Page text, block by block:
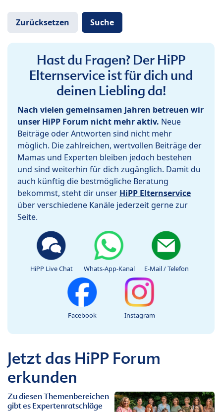
Hast du Fragen? Der HiPP
Elternservice ist für dich und
deinen Liebling da!
Nach vielen gemeinsamen Jahren betreuen wir
unser HiPP Forum nicht mehr aktiv. Neue
Beiträge oder Antworten sind nicht mehr
möglich. Die zahlreichen, wertvollen Beiträge der
Mamas und Experten bleiben jedoch bestehen
und sind weiterhin für dich zugänglich. Damit du
auch künftig die bestmögliche Beratung
bekommst, steht dir unser HiPP Elternservice
über verschiedene Kanäle jederzeit gerne zur
Seite.
HiPP Live Chat Whats-App-Kanal E-Mail / Telefon
Facebook Instagram
Jetzt das HiPP Forum
erkunden
Zu diesen Themenbereichen
gibt es Expertenratschläge